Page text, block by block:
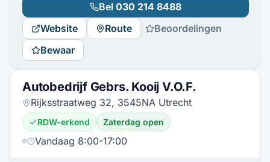
Bel 030 214 8488
Website
Route
Beoordelingen
Bewaar
Autobedrijf Gebrs. Kooij V.O.F.
Rijksstraatweg 32, 3545NA Utrecht
RDW-erkend Zaterdag open
Vandaag 8:00-17:00